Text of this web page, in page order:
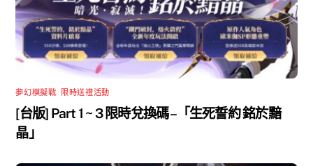
夢幻模擬戰 限時送禮活動
[台版] Part 1 ~ 3 限時兌換碼 –「生死誓約 銘於黯
晶」